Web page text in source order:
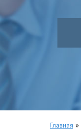
Главная »